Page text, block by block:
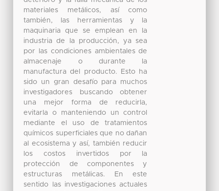
materiales metálicos, así como
también, las herramientas y la
maquinaria que se emplean en la
industria de la producción, ya sea
por las condiciones ambientales de
almacenaje o durante la
manufactura del producto. Esto ha
sido un gran desafío para muchos
investigadores buscando obtener
una mejor forma de reducirla,
evitarla o manteniendo un control
mediante el uso de tratamientos
químicos superficiales que no dañan
al ecosistema y así, también reducir
los costos invertidos por la
protección de componentes y
estructuras metálicas. En este
sentido las investigaciones actuales